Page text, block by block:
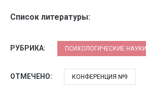
Список литературы:
РУБРИКА: ПСИХОЛОГИЧЕСКИЕ НАУКИ
ОТМЕЧЕНО: КОНФЕРЕНЦИЯ №9